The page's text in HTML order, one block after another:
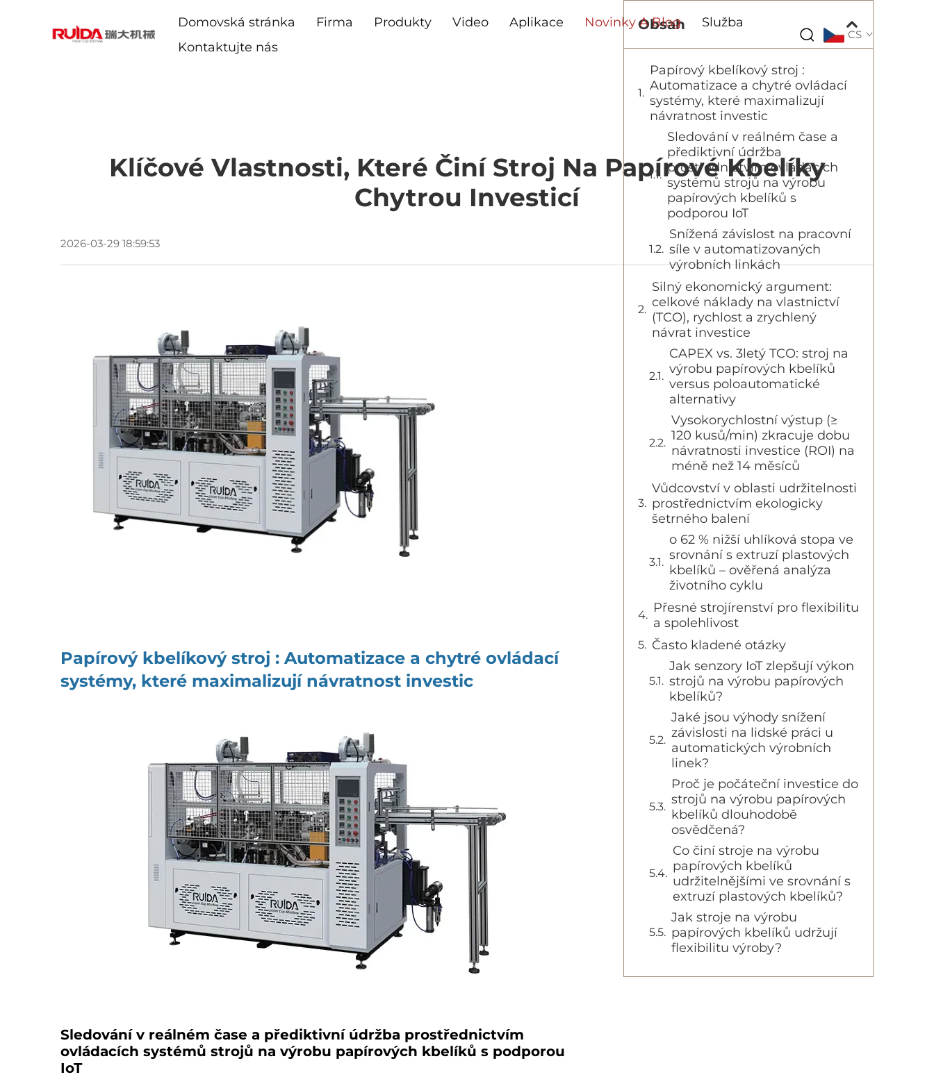
Domovská stránka Firma Produkty Video Aplikace Novinky A Blog
Služba
Kontaktujte nás
CS
Klíčové Vlastnosti, Které Činí Stroj Na Papírové Kbelíky
Chytrou Investicí
2026-03-29 18:59:53
Papírový kbelíkový stroj : Automatizace a chytré ovládací
systémy, které maximalizují návratnost investic
Sledování v reálném čase a přediktivní údržba prostřednictvím
ovládacích systémů strojů na výrobu papírových kbelíků s podporou
IoT
Obsah
Papírový kbelíkový stroj :
Automatizace a chytré ovládací
systémy, které maximalizují
návratnost investic
Sledování v reálném čase a
přediktivní údržba
prostřednictvím ovládacích
systémů strojů na výrobu
papírových kbelíků s
podporou IoT
Snížená závislost na pracovní
síle v automatizovaných
výrobních linkách
Silný ekonomický argument:
celkové náklady na vlastnictví
(TCO), rychlost a zrychlený
návrat investice
CAPEX vs. 3letý TCO: stroj na
výrobu papírových kbelíků
versus poloautomatické
alternativy
Vysokorychlostní výstup (≥
120 kusů/min) zkracuje dobu
návratnosti investice (ROI) na
méně než 14 měsíců
Vůdcovství v oblasti udržitelnosti
prostřednictvím ekologicky
šetrného balení
o 62 % nižší uhlíková stopa ve
srovnání s extruzí plastových
kbelíků – ověřená analýza
životního cyklu
Přesné strojírenství pro flexibilitu
a spolehlivost
Často kladené otázky
Jak senzory IoT zlepšují výkon
strojů na výrobu papírových
kbelíků?
Jaké jsou výhody snížení
závislosti na lidské práci u
automatických výrobních
linek?
Proč je počáteční investice do
strojů na výrobu papírových
kbelíků dlouhodobě
osvědčená?
Co činí stroje na výrobu
papírových kbelíků
udržitelnějšími ve srovnání s
extruzí plastových kbelíků?
Jak stroje na výrobu
papírových kbelíků udržují
flexibilitu výroby?